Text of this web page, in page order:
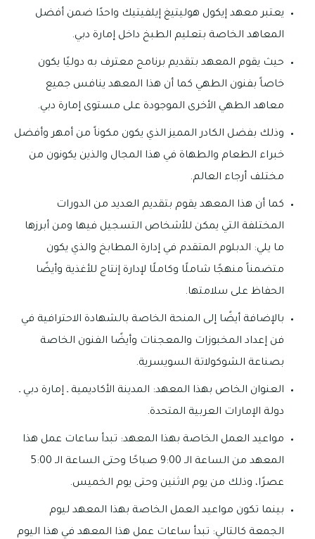
يعتبر معهد إيكول هوليتيغ إيلفيتيك واحدًا ضمن أفضل
المعاهد الخاصة بتعليم الطبخ داخل إمارة دبي.
حيث يقوم المعهد بتقديم برنامج معترف به دوليًا يكون
خاصاً بفنون الطهي كما أن هذا المعهد ينافس جميع
معاهد الطهي الأخرى الموجودة على مستوى إمارة دبي.
وذلك بفضل الكادر المميز الذي يكون مكوناً من أمهر وأفضل
خبراء الطعام والطهاة في هذا المجال والذين يكونون من
مختلف أرجاء العالم.
كما أن هذا المعهد يقوم بتقديم العديد من الدورات
المختلفة التي يمكن للأشخاص التسجيل فيها ومن أبرزها
ما يلي: الدبلوم المتقدم في إدارة المطابخ والذي يكون
متضمناً منهجًا شاملًا وكاملًا لإدارة إنتاج للأغذية وأيضًا
الحفاظ على سلامتها.
بالإضافة أيضًا إلى المنحة الخاصة بالشهادة الاحترافية في
فن إعداد المخبوزات والمعجنات وأيضًا الفنون الخاصة
بصناعة الشوكولاتة السويسرية.
العنوان الخاص بهذا المعهد: المدينة الأكاديمية ـ إمارة دبي ـ
دولة الإمارات العربية المتحدة.
مواعيد العمل الخاصة بهذا المعهد: تبدأ ساعات عمل هذا
المعهد من الساعة الـ 9:00 صباحًا وحتى الساعة الـ 5:00
عصرًا، وذلك من يوم الاثنين وحتى يوم الخميس.
بينما تكون مواعيد العمل الخاصة بهذا المعهد ليوم
الجمعة كالتالي: تبدأ ساعات عمل هذا المعهد في هذا اليوم